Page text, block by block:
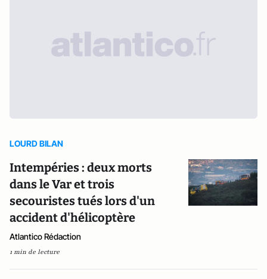
LOURD BILAN
Intempéries : deux morts
dans le Var et trois
secouristes tués lors d'un
accident d'hélicoptère
Atlantico Rédaction
1 min de lecture